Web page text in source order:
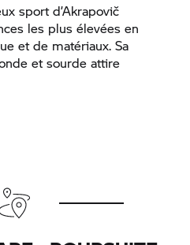
sport d’Akrapovič
les plus élevées en
et de matériaux. Sa
et sourde attire